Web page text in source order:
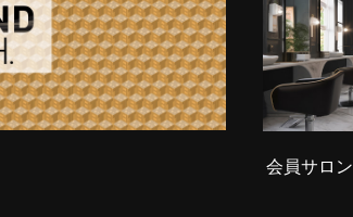
会員サロン